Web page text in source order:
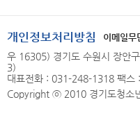
개인정보처리방침 이메일무
우 16305) 경기도 수원시 장안
3)
대표전화 : 031-248-1318 팩
Copyright ⓒ 2010 경기도청소